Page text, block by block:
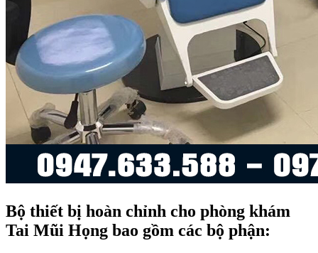
Bộ thiết bị hoàn chỉnh cho phòng khám
Tai Mũi Họng bao gồm các bộ phận: